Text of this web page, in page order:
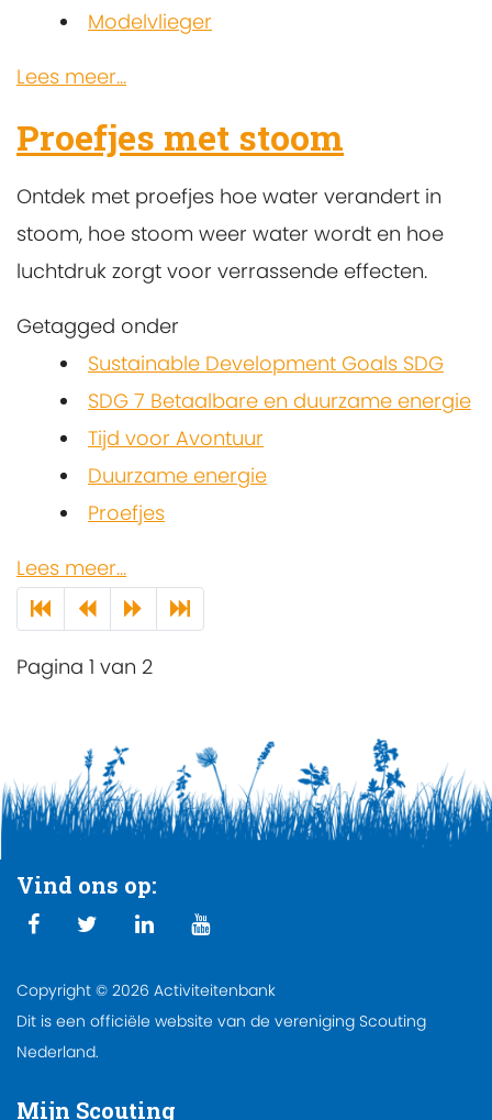
Modelvlieger
Lees meer...
Proefjes met stoom
Ontdek met proefjes hoe water verandert in
stoom, hoe stoom weer water wordt en hoe
luchtdruk zorgt voor verrassende effecten.
Getagged onder
Sustainable Development Goals SDG
SDG 7 Betaalbare en duurzame energie
Tijd voor Avontuur
Duurzame energie
Proefjes
Lees meer...
Pagina 1 van 2
Vind ons op:
Copyright © 2026 Activiteitenbank
Dit is een officiële website van de vereniging Scouting
Nederland.
Mijn Scouting